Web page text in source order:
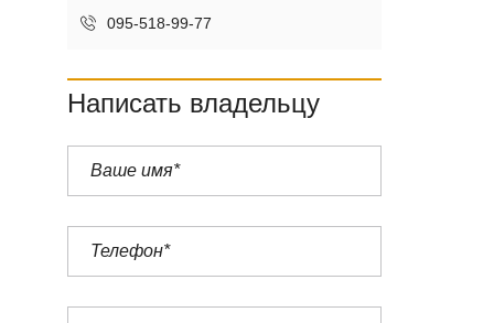
095-518-99-77
Написать владельцу